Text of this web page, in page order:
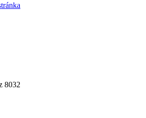
8032